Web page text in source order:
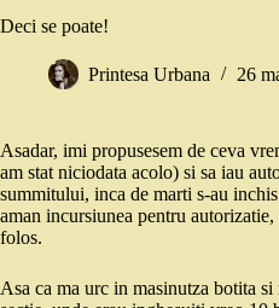
Deci se poate!
Printesa Urbana 26
Asadar, imi propusesem de ceva
am stat niciodata acolo) si sa iau
summitului, inca de marti s-au
aman incursiunea pentru
folos.
Asa ca ma urc in masinutza botita